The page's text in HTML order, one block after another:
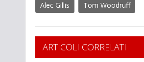
Alec Gillis
Tom Woodruff
ARTICOLI CORRELATI